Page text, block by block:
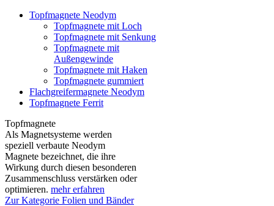
Topfmagnete Neodym
Topfmagnete mit Loch
Topfmagnete mit Senkung
Topfmagnete mit
Außengewinde
Topfmagnete mit Haken
Topfmagnete gummiert
Flachgreifermagnete Neodym
Topfmagnete Ferrit
Topfmagnete
Als Magnetsysteme werden
speziell verbaute Neodym
Magnete bezeichnet, die ihre
Wirkung durch diesen besonderen
Zusammenschluss verstärken oder
optimieren. mehr erfahren
Zur Kategorie Folien und Bänder